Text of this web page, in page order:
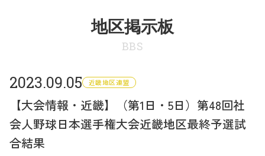
地区掲示板
BBS
2023.09.05 近畿地区連盟
【大会情報・近畿】（第1日・5日）第48回社
会人野球日本選手権大会近畿地区最終予選試
合結果